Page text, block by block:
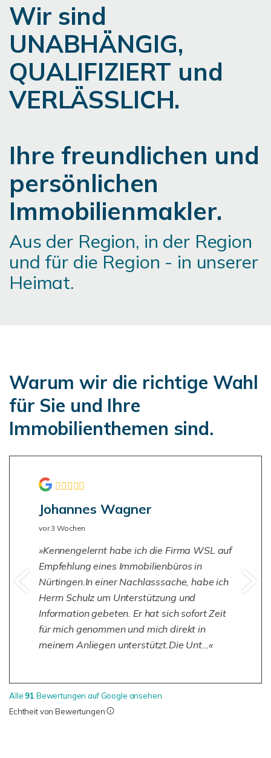
Wir sind
UNABHÄNGIG,
QUALIFIZIERT und
VERLÄSSLICH.
Ihre freundlichen und
persönlichen
Immobilienmakler.
Aus der Region, in der Region
und für die Region - in unserer
Heimat.
Warum wir die richtige Wahl
für Sie und Ihre
Immobilienthemen sind.
Johannes Wagner
vor 3 Wochen
Kennengelernt habe ich die Firma WSL auf
Empfehlung eines Immobilienbüros in
Nürtingen.In einer Nachlasssache, habe ich
Herrn Schulz um Unterstützung und
Information gebeten. Er hat sich sofort Zeit
für mich genommen und mich direkt in
meinem Anliegen unterstützt.Die Unt…
Alle 91 Bewertungen auf Google ansehen
Echtheit von Bewertungen